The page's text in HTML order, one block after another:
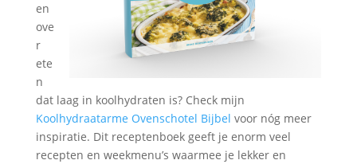
en
ove
r
ete
n
dat laag in koolhydraten is? Check mijn
Koolhydraatarme Ovenschotel Bijbel voor nóg meer
inspiratie. Dit receptenboek geeft je enorm veel
recepten en weekmenu’s waarmee je lekker en